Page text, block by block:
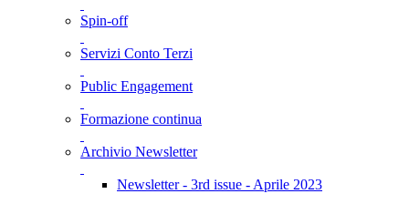
Spin-off
Servizi Conto Terzi
Public Engagement
Formazione continua
Archivio Newsletter
Newsletter - 3rd issue - Aprile 2023